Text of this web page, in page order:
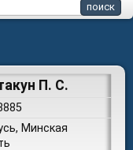
П. С.
Минская